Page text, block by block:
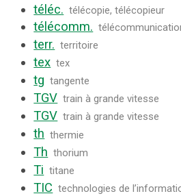
téléc. télécopie,télécopieur
télécomm.
terr. territoire
tex tex
tg tangente
TGV train à grande vitesse
TGV train à grande vitesse
th thermie
Th thorium
Ti titane
TIC technologies de